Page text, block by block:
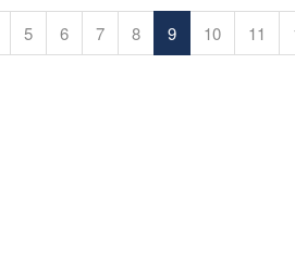
5 6 7 8 9 10 11